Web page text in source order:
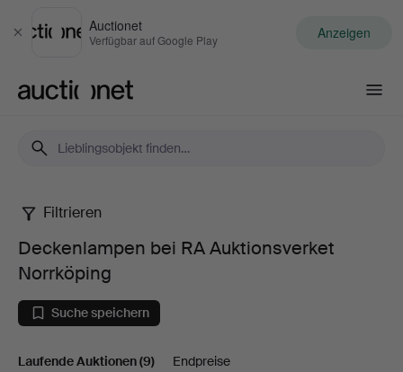
Schließen
Auctionet
Verfügbar auf Google Play Anzeigen
Deckenlampen
bei
RA
Auktionsverket
Filtrieren
Deckenlampen bei RA Auktionsverket
Norrköping
Suche speichern
Laufende Auktionen(9) Endpreise